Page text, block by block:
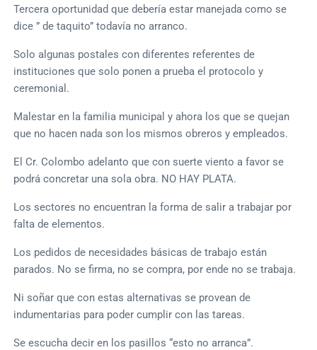
Tercera oportunidad que debería estar manejada como se
dice ” de taquito” todavía no arranco.
Solo algunas postales con diferentes referentes de
instituciones que solo ponen a prueba el protocolo y
ceremonial.
Malestar en la familia municipal y ahora los que se quejan
que no hacen nada son los mismos obreros y empleados.
El Cr. Colombo adelanto que con suerte viento a favor se
podrá concretar una sola obra. NO HAY PLATA.
Los sectores no encuentran la forma de salir a trabajar por
falta de elementos.
Los pedidos de necesidades básicas de trabajo están
parados. No se firma, no se compra, por ende no se trabaja.
Ni soñar que con estas alternativas se provean de
indumentarias para poder cumplir con las tareas.
Se escucha decir en los pasillos “esto no arranca”.